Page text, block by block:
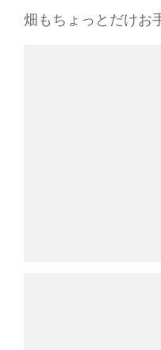
畑もちょっとだけお